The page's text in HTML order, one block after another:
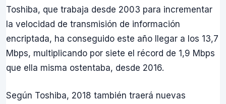
Toshiba, que trabaja desde 2003 para incrementar
la velocidad de transmisión de información
encriptada, ha conseguido este año llegar a los 13,7
Mbps, multiplicando por siete el récord de 1,9 Mbps
que ella misma ostentaba, desde 2016.
Según Toshiba, 2018 también traerá nuevas